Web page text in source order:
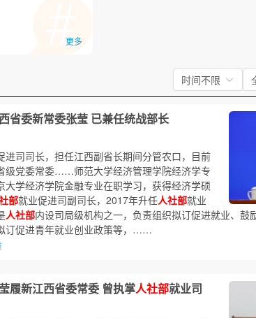
更多
时间不限
省委新常委张莹 已兼任统战部长
进司司长，担任江西副省长期间分管农口，目前
级党委常委……师范大学经济管理学院经济学专
大学经济学院金融专业在职学习，获得经济学硕
部就业促进司副司长，2017年升任人社部就业
人社部内设司局级机构之一，负责组织拟订促进就业、鼓
订促进青年就业创业政策等，……
履新江西省委常委 曾执掌人社部就业司